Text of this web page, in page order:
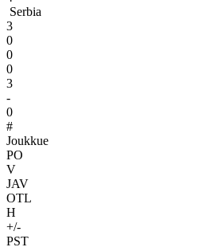
Serbia
3
0
0
0
3
-
0
#
Joukkue
PO
V
JAV
OTL
H
+/-
PST